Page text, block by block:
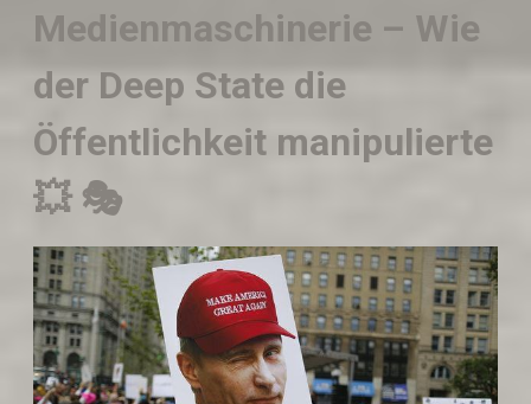
Medienmaschinerie – Wie
der Deep State die
Öffentlichkeit manipulierte
💥 🎭